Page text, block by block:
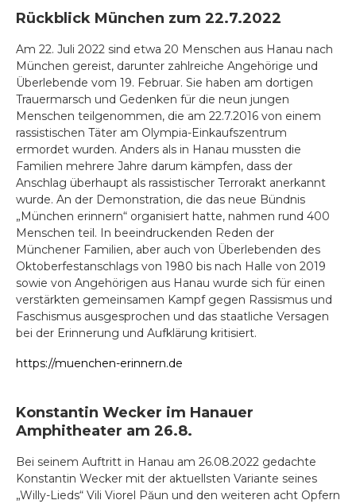
Rückblick München zum 22.7.2022
Am 22. Juli 2022 sind etwa 20 Menschen aus Hanau nach
München gereist, darunter zahlreiche Angehörige und
Überlebende vom 19. Februar. Sie haben am dortigen
Trauermarsch und Gedenken für die neun jungen
Menschen teilgenommen, die am 22.7.2016 von einem
rassistischen Täter am Olympia-Einkaufszentrum
ermordet wurden. Anders als in Hanau mussten die
Familien mehrere Jahre darum kämpfen, dass der
Anschlag überhaupt als rassistischer Terrorakt anerkannt
wurde. An der Demonstration, die das neue Bündnis
„München erinnern“ organisiert hatte, nahmen rund 400
Menschen teil. In beeindruckenden Reden der
Münchener Familien, aber auch von Überlebenden des
Oktoberfestanschlags von 1980 bis nach Halle von 2019
sowie von Angehörigen aus Hanau wurde sich für einen
verstärkten gemeinsamen Kampf gegen Rassismus und
Faschismus ausgesprochen und das staatliche Versagen
bei der Erinnerung und Aufklärung kritisiert.
https://muenchen-erinnern.de
Konstantin Wecker im Hanauer
Amphitheater am 26.8.
Bei seinem Auftritt in Hanau am 26.08.2022 gedachte
Konstantin Wecker mit der aktuellsten Variante seines
„Willy-Lieds“ Vili Viorel Păun und den weiteren acht Opfern